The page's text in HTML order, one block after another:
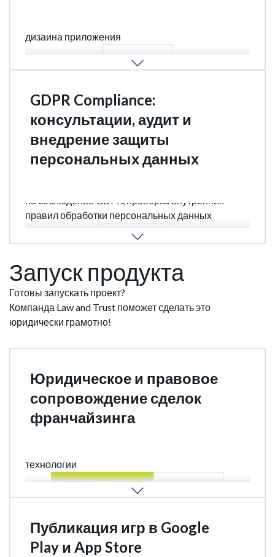
дизайна приложения
ПОДРОБНЕЕ
GDPR Compliance:
консультации, аудит и
внедрение защиты
персональных данных
на соблюдение GDPR, проверка внутренних
правил обработки персональных данных
ПОДРОБНЕЕ
Запуск продукта
Готовы запускать проект?
Компанда Law and Trust поможет сделать это
юридически грамотно!
Юридическое и правовое
сопровождение сделок
франчайзинга
технологии
ЗАЯВКА НА УСЛУГУ
Публикация игр в Google
Play и App Store